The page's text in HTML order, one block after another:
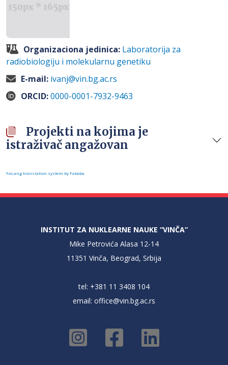
Organizaciona jedinica: Laboratorija za
radiobiologiju i molekularnu genetiku
E-mail: ivanj@vin.bg.ac.rs
ORCID:0000-0001-7932-9463
Projekti na kojima je
istraživač angažovan
FaLang translation system by Faboba
INSTITUT ZA NUKLEARNE NAUKE “VINČA”
Mike Petrovića Alasa 12-14
11351 Vinča, Beograd, Srbija
tel: +381 11 3408 104
email: office@vin.bg.ac.rs